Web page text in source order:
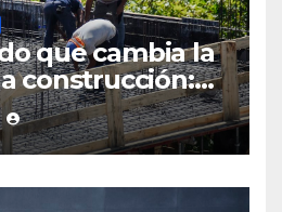
que cambia la
construcción:
subas reales y
2031